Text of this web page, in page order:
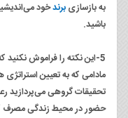
به بازسازیبرندخود
باشید.
5-این نکته را فراموش نکنید که مردم همیشه به آنچه می‌گویند عمل نمی‌کنند.
مادامی که به تعیین
تحقیقات گروهی می‌پردازید
حضور در محیط زندگی مصرف